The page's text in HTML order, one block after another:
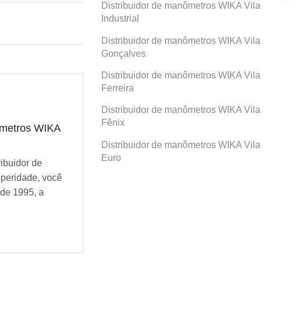
WIKA
de
você
1995, a
Distribuidor de manômetros WIKA
Santa Paula
Se você busca por Distribuidor de
Distribuidor de manômetros WIKA Vila
Industrial
Distribuidor de manômetros WIKA Vila
Gonçalves
Distribuidor de manômetros WIKA Vila
Ferreira
Distribuidor de manômetros WIKA Vila
Fênix
Distribuidor de manômetros WIKA Vila
Euro